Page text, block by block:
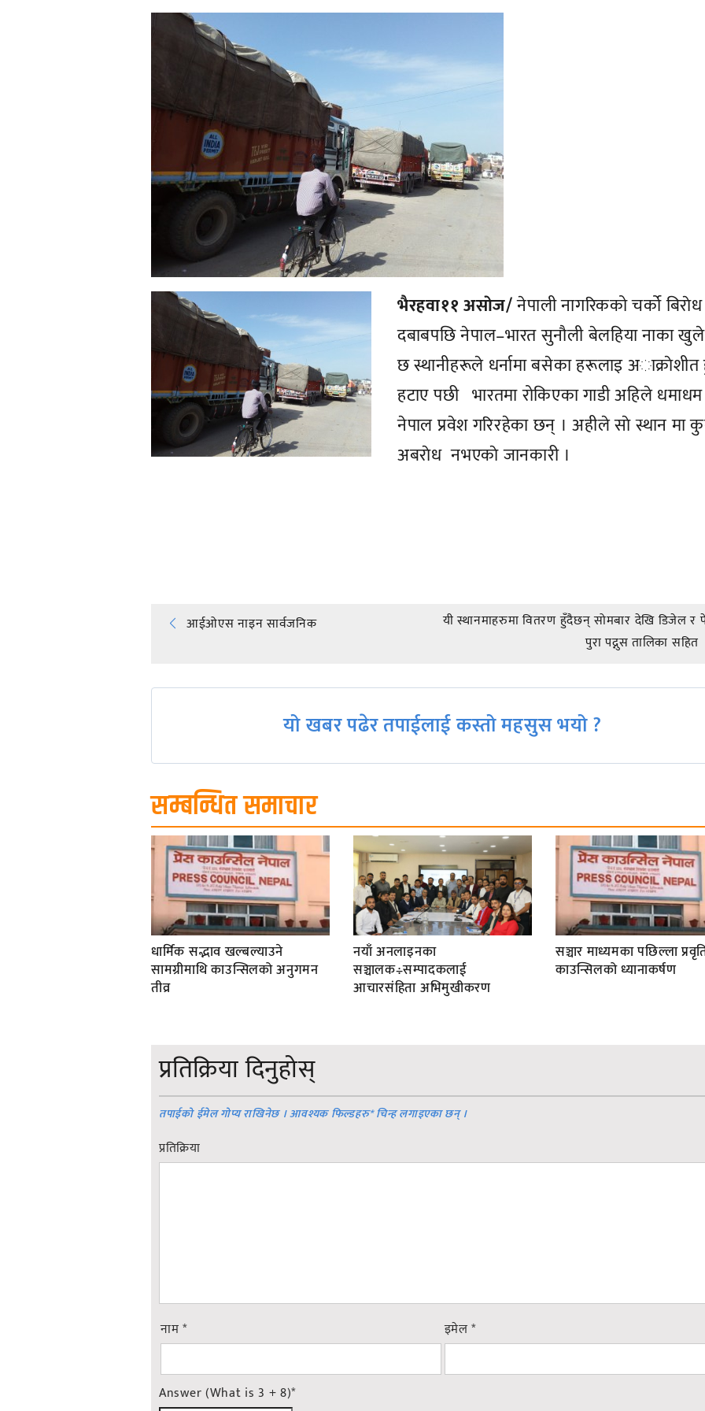
भैरहवा११ असाेज/नेपाली नागरिकको चर्को
दबाबपछि नेपाल–भारत सुनौली बेलहिया नाका
छ स्थानीहरूले धर्नामा बसेका हरूलाइ
हटाए पछी भारतमा रोकिएका गाडी अहिले धमाधम
नेपाल प्रवेश गरिरहेका छन् । अहीले साे स्थान मा
अबराेध नभएकाे जानकारी ।
Post
navigation
आईओएस नाइन सार्वजनिक
यी स्थानमाहरुमा वितरण हुँदैछन् सोमबार देखि डिजेल र
पुरा पद्नुस तालिका सहित
यो खबर पढेर तपाईलाई कस्तो महसुस भयो ?
सम्बन्धित समाचार
धार्मिक सद्भाव खल्बल्याउने
सामग्रीमाथि काउन्सिलको अनुगमन
तीव्र
नयाँ अनलाइनका
सञ्चालक÷सम्पादकलाई
आचारसंहिता अभिमुखीकरण
सञ्चार माध्यमका पछिल्ला
काउन्सिलको ध्यानाकर्षण
प्रतिक्रिया दिनुहोस्
तपाईको ईमेल गोप्य राखिनेछ । आवश्यक फिल्डहरु*चिन्ह लगाइएका छन् ।
प्रतिक्रिया
नाम* इमेल*
Answer (What is 3 + 8)*